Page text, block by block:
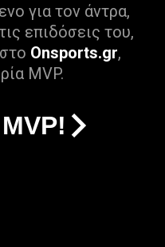
για τον άντρα,
επιδόσεις του,
Onsports.gr,
MVP.